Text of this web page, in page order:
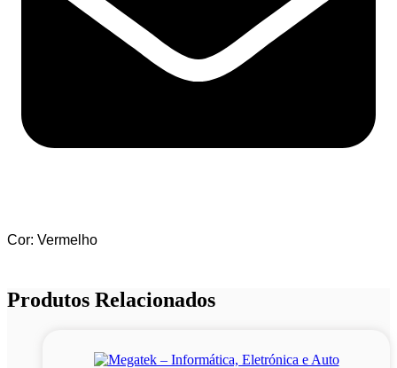
Cor: Vermelho
Produtos Relacionados